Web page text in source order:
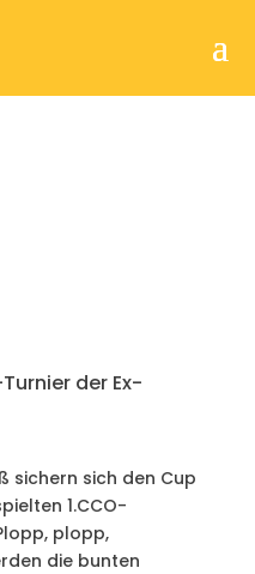
der Ex-
sichern sich den Cup
1.CCO-
plopp,
die bunten